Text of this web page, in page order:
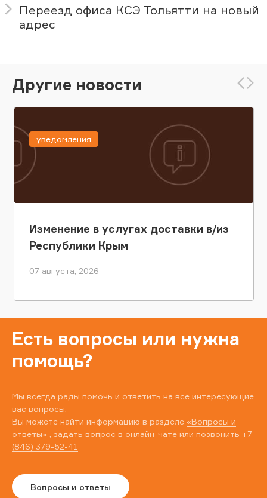
Переезд офиса КСЭ Тольятти на новый
адрес
Другие новости
Изменение в услугах доставки в/из
Республики Крым
07 августа, 2026
уведомления
Есть вопросы или нужна
помощь?
Мы всегда рады помочь и ответить на все интересующие
вас вопросы.
Вы можете найти информацию в разделе «Вопросы и
ответы» , задать вопрос в онлайн-чате или позвонить +7
(846) 379-52-41
Вопросы и ответы